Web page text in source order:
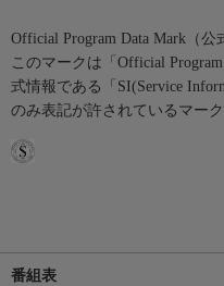
Official Program Data Mark（公
このマークは「Official
式情報である「SI(Service
のみ表記が許されているマーク
番組表